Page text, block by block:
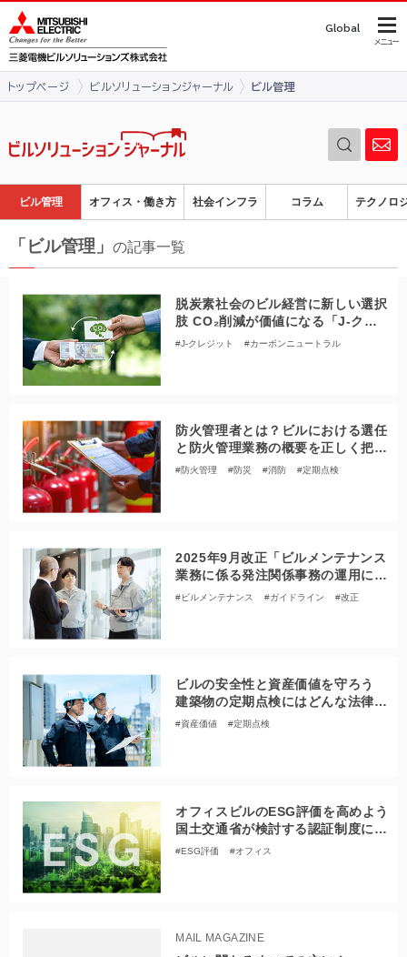
Global
メニュー
トップページ ビルソリューションジャーナル ビル管理
ビル管理 オフィス・働き方 社会インフラ コラム テクノロ
「ビル管理」 の記事一覧
脱炭素社会のビル経営に新しい選択
肢 CO₂削減が価値になる「J-クレ
ジット」とは
#J-クレジット
#カーボンニュートラル
防火管理者とは？ビルにおける選任
と防火管理業務の概要を正しく把握
しよう
#防火管理 #防災 #消防
#定期点検
2025年9月改正「ビルメンテナンス
業務に係る発注関係事務の運用に関
するガイドライン」 その目的と変
#ビルメンテナンス #ガイドライン #改正
ビルの安全性と資産価値を守ろう
建築物の定期点検にはどんな法律や
ルールがある？
#資産価値 #定期点検
オフィスビルのESG評価を高めよう
国土交通省が検討する認証制度につ
いて解説
#ESG評価 #オフィス
MAIL MAGAZINE